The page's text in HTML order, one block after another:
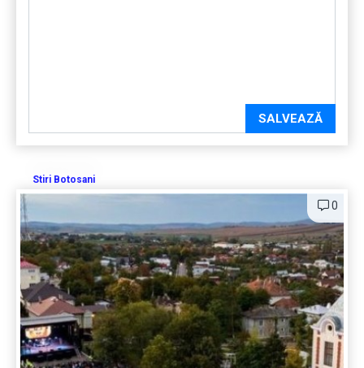
SALVEAZĂ
Stiri Botosani
0